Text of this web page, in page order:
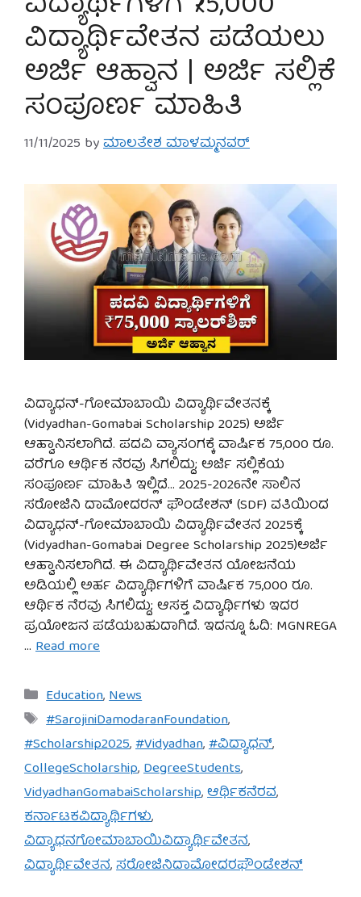
ವಿದ್ಯಾರ್ಥಿವೇತನ ಪಡೆಯಲು
ಅರ್ಜಿ ಆಹ್ವಾನ | ಅರ್ಜಿ ಸಲ್ಲಿಕೆ
ಸಂಪೂರ್ಣ ಮಾಹಿತಿ
11/11/2025 byಮಾಲತೇಶ ಮಾಳಮ್ಮನವರ್
ವಿದ್ಯಾಧನ್-ಗೋಮಾಬಾಯಿ ವಿದ್ಯಾರ್ಥಿವೇತನಕ್ಕೆ
(Vidyadhan-Gomabai Scholarship 2025) ಅರ್ಜಿ
ಆಹ್ವಾನಿಸಲಾಗಿದೆ. ಪದವಿ ವ್ಯಾಸಂಗಕ್ಕೆ ವಾರ್ಷಿಕ 75,000 ರೂ.
ವರೆಗೂ ಆರ್ಥಿಕ ನೆರವು ಸಿಗಲಿದ್ದು; ಅರ್ಜಿ ಸಲ್ಲಿಕೆಯ
ಸಂಪೂರ್ಣ ಮಾಹಿತಿ ಇಲ್ಲಿದೆ… 2025-2026ನೇ ಸಾಲಿನ
ಸರೋಜಿನಿ ದಾಮೋದರನ್ ಫೌಂಡೇಶನ್ (SDF) ವತಿಯಿಂದ
ವಿದ್ಯಾಧನ್-ಗೋಮಾಬಾಯಿ ವಿದ್ಯಾರ್ಥಿವೇತನ 2025ಕ್ಕೆ
(Vidyadhan-Gomabai Degree Scholarship 2025)ಅರ್ಜಿ
ಆಹ್ವಾನಿಸಲಾಗಿದೆ. ಈ ವಿದ್ಯಾರ್ಥಿವೇತನ ಯೋಜನೆಯ
ಅಡಿಯಲ್ಲಿ ಅರ್ಹ ವಿದ್ಯಾರ್ಥಿಗಳಿಗೆ ವಾರ್ಷಿಕ 75,000 ರೂ.
ಆರ್ಥಿಕ ನೆರವು ಸಿಗಲಿದ್ದು; ಆಸಕ್ತ ವಿದ್ಯಾರ್ಥಿಗಳು ಇದರ
ಪ್ರಯೋಜನ ಪಡೆಯಬಹುದಾಗಿದೆ. ಇದನ್ನೂ ಓದಿ: MGNREGA
… Read more
Categories
Education,News
Tags
#SarojiniDamodaranFoundation,
#Scholarship2025,#Vidyadhan,#ವಿದ್ಯಾಧನ್,
CollegeScholarship,DegreeStudents,
VidyadhanGomabaiScholarship,ಆರ್ಥಿಕನೆರವ,
ಕರ್ನಾಟಕವಿದ್ಯಾರ್ಥಿಗಳು,
ವಿದ್ಯಾಧನಗೋಮಾಬಾಯಿವಿದ್ಯಾರ್ಥಿವೇತನ,
ವಿದ್ಯಾರ್ಥಿವೇತನ,ಸರೋಜಿನಿದಾಮೋದರಫೌಂಡೇಶನ್